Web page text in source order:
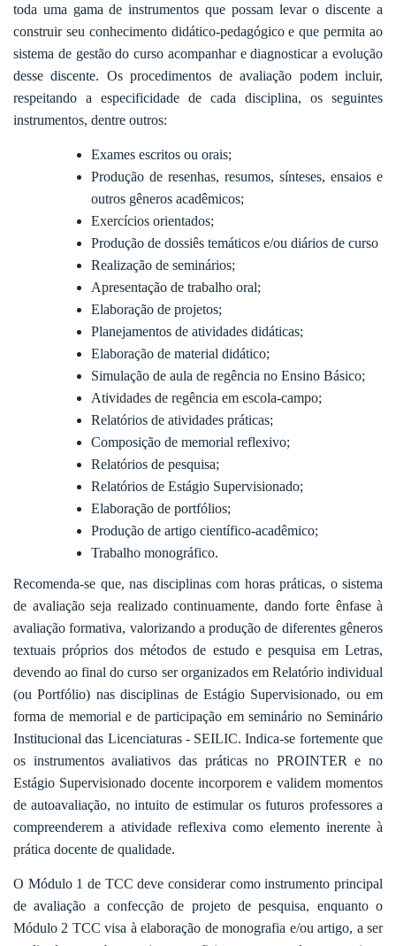
toda uma gama de instrumentos que possam levar o discente a
construir seu conhecimento didático-pedagógico e que permita ao
sistema de gestão do curso acompanhar e diagnosticar a evolução
desse discente. Os procedimentos de avaliação podem incluir,
respeitando a especificidade de cada disciplina, os seguintes
instrumentos, dentre outros:
Exames escritos ou orais;
Produção de resenhas, resumos, sínteses, ensaios e
outros gêneros acadêmicos;
Exercícios orientados;
Produção de dossiês temáticos e/ou diários de curso
Realização de seminários;
Apresentação de trabalho oral;
Elaboração de projetos;
Planejamentos de atividades didáticas;
Elaboração de material didático;
Simulação de aula de regência no Ensino Básico;
Atividades de regência em escola-campo;
Relatórios de atividades práticas;
Composição de memorial reflexivo;
Relatórios de pesquisa;
Relatórios de Estágio Supervisionado;
Elaboração de portfólios;
Produção de artigo científico-acadêmico;
Trabalho monográfico.
Recomenda-se que, nas disciplinas com horas práticas, o sistema
de avaliação seja realizado continuamente, dando forte ênfase à
avaliação formativa, valorizando a produção de diferentes gêneros
textuais próprios dos métodos de estudo e pesquisa em Letras,
devendo ao final do curso ser organizados em Relatório individual
(ou Portfólio) nas disciplinas de Estágio Supervisionado, ou em
forma de memorial e de participação em seminário no Seminário
Institucional das Licenciaturas - SEILIC. Indica-se fortemente que
os instrumentos avaliativos das práticas no PROINTER e no
Estágio Supervisionado docente incorporem e validem momentos
de autoavaliação, no intuito de estimular os futuros professores a
compreenderem a atividade reflexiva como elemento inerente à
prática docente de qualidade.
O Módulo 1 de TCC deve considerar como instrumento principal
de avaliação a confecção de projeto de pesquisa, enquanto o
Módulo 2 TCC visa à elaboração de monografia e/ou artigo, a ser